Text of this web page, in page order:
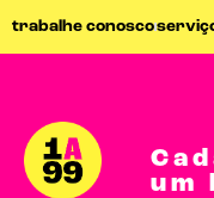
trabalhe conosco
um